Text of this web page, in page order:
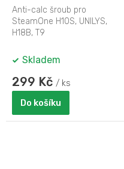
H18B, T9, PRO2000
Anti-calc šroub pro
SteamOne H10S, UNILYS,
H18B, T9
Skladem
299 Kč / ks
Do košíku